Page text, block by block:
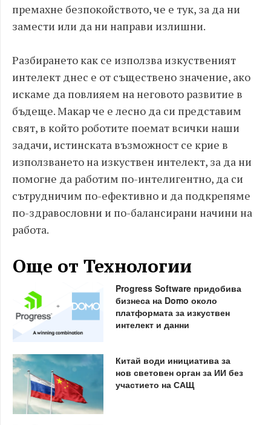
премахне безпокойството, че е тук, за да ни
замести или да ни направи излишни.
Разбирането как се използва изкуственият
интелект днес е от съществено значение, ако
искаме да повлияем на неговото развитие в
бъдеще. Макар че е лесно да си представим
свят, в който роботите поемат всички наши
задачи, истинската възможност се крие в
използването на изкуствен интелект, за да ни
помогне да работим по-интелигентно, да си
сътрудничим по-ефективно и да подкрепяме
по-здравословни и по-балансирани начини на
работа.
Още от Технологии
Progress Software придобива
бизнеса на Domo около
платформата за изкуствен
интелект и данни
Китай води инициатива за
нов световен орган за ИИ без
участието на САЩ